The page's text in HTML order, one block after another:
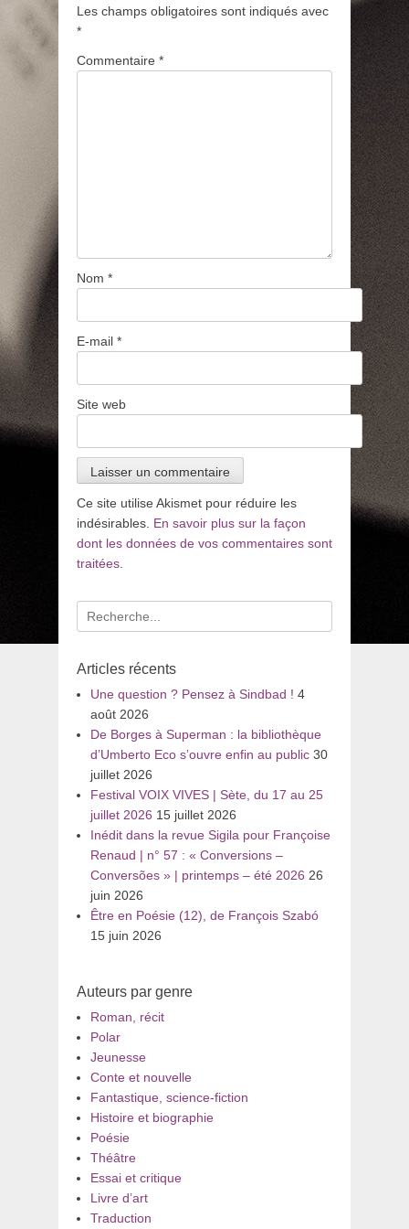
Les champs obligatoires sont indiqués avec
*
Commentaire *
Nom *
E-mail *
Site web
Ce site utilise Akismet pour réduire les
indésirables. En savoir plus sur la façon
dont les données de vos commentaires sont
traitées.
Recherche
pour
Articles récents
Une question ? Pensez à Sindbad ! 4
août 2026
De Borges à Superman : la bibliothèque
d’Umberto Eco s’ouvre enfin au public 30
juillet 2026
Festival VOIX VIVES | Sète, du 17 au 25
juillet 2026 15 juillet 2026
Inédit dans la revue Sigila pour Françoise
Renaud | n° 57 : « Conversions –
Conversões » | printemps – été 2026 26
juin 2026
Être en Poésie (12), de François Szabó
15 juin 2026
Auteurs par genre
Roman, récit
Polar
Jeunesse
Conte et nouvelle
Fantastique, science-fiction
Histoire et biographie
Poésie
Théâtre
Essai et critique
Livre d’art
Traduction